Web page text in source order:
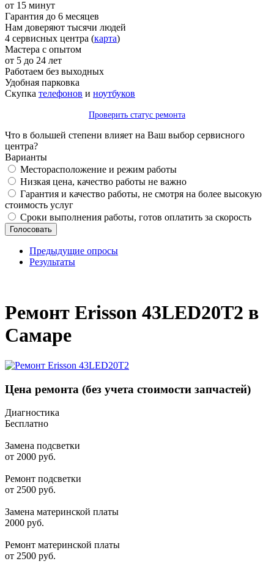
от 15 минут
Гарантия до 6 месяцев
Нам доверяют тысячи людей
4 сервисных центра (карта)
Мастера с опытом
от 5 до 24 лет
Работаем без выходных
Удобная парковка
Скупка телефонов и ноутбуков
Проверить статус ремонта
Что в большей степени влияет на Ваш выбор сервисного
центра?
Варианты
Месторасположение и режим работы
Низкая цена, качество работы не важно
Гарантия и качество работы, не смотря на более высокую
стоимость услуг
Сроки выполнения работы, готов оплатить за скорость
Предыдущие опросы
Результаты
Ремонт Erisson 43LED20T2 в
Самаре
Цена ремонта (без учета стоимости запчастей)
Диагностика
Бесплатно
Замена подсветки
от 2000 руб.
Ремонт подсветки
от 2500 руб.
Замена материнской платы
2000 руб.
Ремонт материнской платы
от 2500 руб.